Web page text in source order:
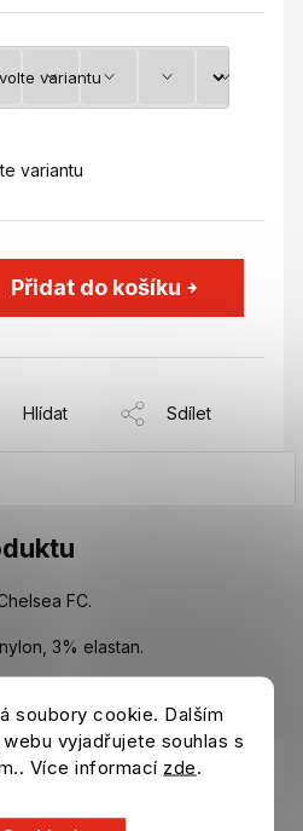
soubory cookie. Dalším
vyjadřujete souhlas s
Více informací zde.
variantu
Přidat do košíku
Hlídat Sdílet
FC.
3% elastan.
spodní prádlo Chelsea FC